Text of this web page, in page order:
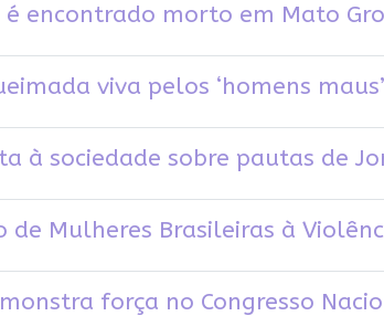
encontrado morto em Mato
viva pelos ‘homens maus’
à sociedade sobre pautas de
Mulheres Brasileiras à
força no Congresso